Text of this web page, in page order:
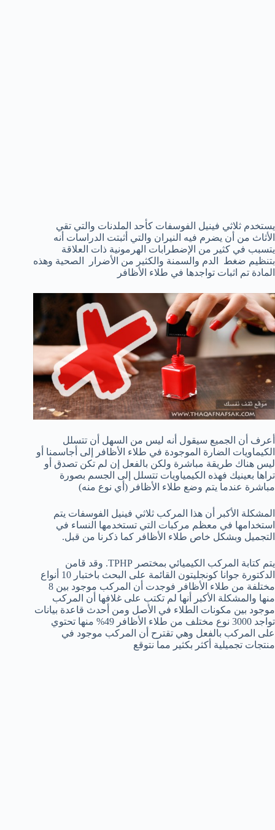
يستخدم ثلاثي فينيل الفوسفات كأحد الملدنات والتي تقي
الأثاث من أن يضرم فيه النيران والتي أثبتت الدراسات أنه
يتسبب في كثير من الإضطرابات الهرمونية ذات العلاقة
بتنظيم ضغط الدم والسمنة والكثير من الأضرار الصحية وهذه
المادة تم اثبات تواجدها في طلاء الأظافر
أعرف أن الجميع سيقول أنه ليس من السهل أن تتسلل
الكيماويات الضارة الموجودة في طلاء الأظافر إلى أجاسمنا أو
ليس هناك طريقة مباشرة ولكن بالفعل إن لم تكن تصدق أو
تراها بعينيك فهذه الكيمياويات تتسلل إلى الجسم بصورة
مباشرة عندما يتم وضع طلاء الأظافر (أي نوع منه)
المشكلة الأكبر أن هذا المركب ثلاثي فينيل الفوسفات يتم
استخدامها في معظم مركبات التي تستخدمها النساء في
التجميل وبشكل خاص طلاء الأظافر كما ذكرنا من قبل.
يتم كتابة المركب الكيميائي بمختصر TPHP. وقد قامن
الدكتورة جوانا كونجليتون القائمة على البحث باختبار 10 أنواع
مختلفة من طلاء الأظافر فوجدت أن المركب موجود بين 8
منها والمشكلة الأكبر أنها لم تكتب على غلافها أن المركب
موجود بين مكونات الطلاء في الأصل ومن أحدث قاعدة بيانات
تواجد 3000 نوع مختلف من طلاء الأظافر 49% منها تحتوي
على المركب بالفعل وهي تقترح أن المركب موجود في
منتجات تجميلية أكثر بكثير مما نتوقع